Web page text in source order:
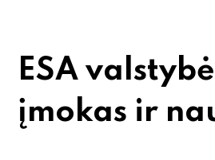
ESA
įmokas ir